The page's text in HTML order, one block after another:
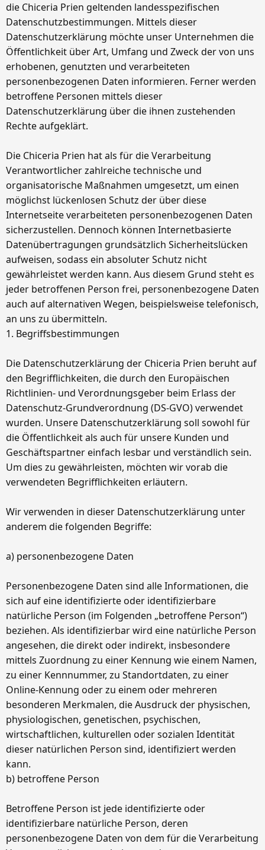
die Chiceria Prien geltenden landesspezifischen
Datenschutzbestimmungen. Mittels dieser
Datenschutzerklärung möchte unser Unternehmen die
Öffentlichkeit über Art, Umfang und Zweck der von uns
erhobenen, genutzten und verarbeiteten
personenbezogenen Daten informieren. Ferner werden
betroffene Personen mittels dieser
Datenschutzerklärung über die ihnen zustehenden
Rechte aufgeklärt.
Die Chiceria Prien hat als für die Verarbeitung
Verantwortlicher zahlreiche technische und
organisatorische Maßnahmen umgesetzt, um einen
möglichst lückenlosen Schutz der über diese
Internetseite verarbeiteten personenbezogenen Daten
sicherzustellen. Dennoch können Internetbasierte
Datenübertragungen grundsätzlich Sicherheitslücken
aufweisen, sodass ein absoluter Schutz nicht
gewährleistet werden kann. Aus diesem Grund steht es
jeder betroffenen Person frei, personenbezogene Daten
auch auf alternativen Wegen, beispielsweise telefonisch,
an uns zu übermitteln.
1. Begriffsbestimmungen
Die Datenschutzerklärung der Chiceria Prien beruht auf
den Begrifflichkeiten, die durch den Europäischen
Richtlinien- und Verordnungsgeber beim Erlass der
Datenschutz-Grundverordnung (DS-GVO) verwendet
wurden. Unsere Datenschutzerklärung soll sowohl für
die Öffentlichkeit als auch für unsere Kunden und
Geschäftspartner einfach lesbar und verständlich sein.
Um dies zu gewährleisten, möchten wir vorab die
verwendeten Begrifflichkeiten erläutern.
Wir verwenden in dieser Datenschutzerklärung unter
anderem die folgenden Begriffe:
a) personenbezogene Daten
Personenbezogene Daten sind alle Informationen, die
sich auf eine identifizierte oder identifizierbare
natürliche Person (im Folgenden „betroffene Person“)
beziehen. Als identifizierbar wird eine natürliche Person
angesehen, die direkt oder indirekt, insbesondere
mittels Zuordnung zu einer Kennung wie einem Namen,
zu einer Kennnummer, zu Standortdaten, zu einer
Online-Kennung oder zu einem oder mehreren
besonderen Merkmalen, die Ausdruck der physischen,
physiologischen, genetischen, psychischen,
wirtschaftlichen, kulturellen oder sozialen Identität
dieser natürlichen Person sind, identifiziert werden
kann.
b) betroffene Person
Betroffene Person ist jede identifizierte oder
identifizierbare natürliche Person, deren
personenbezogene Daten von dem für die Verarbeitung